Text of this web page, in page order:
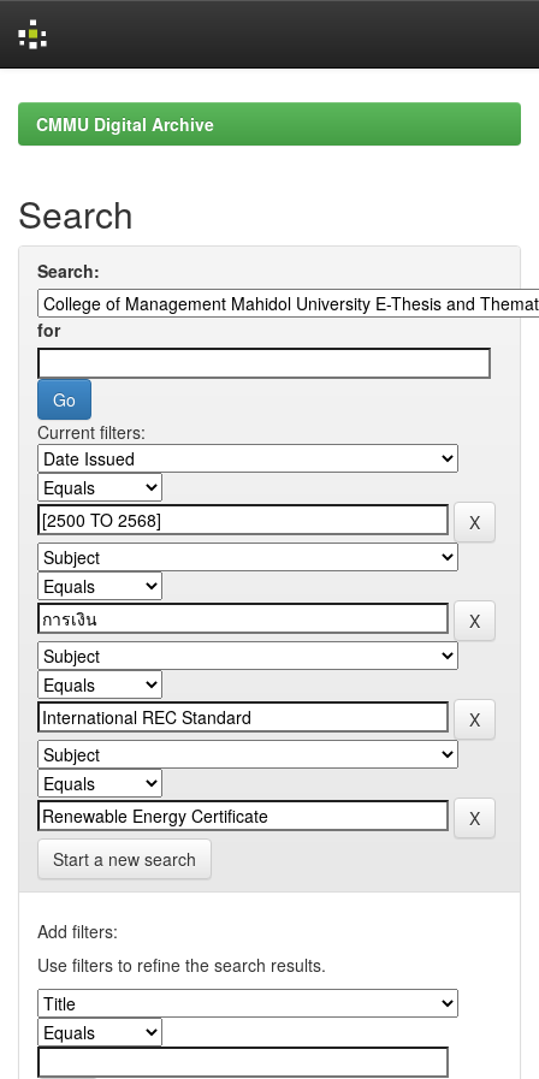
navigationCMMU Digital Archive
Search
Search:
for
Current filters:
Start a new search
Add filters:
Use filters to refine the search results.